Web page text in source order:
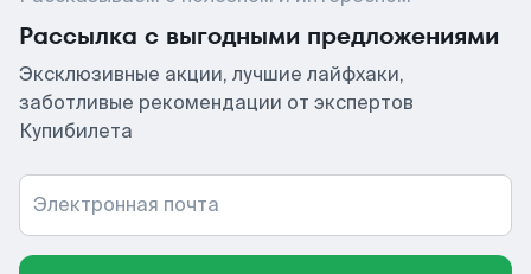
Рассылка с выгодными предложениями
Эксклюзивные акции, лучшие лайфхаки,
заботливые рекомендации от экспертов
Купибилета
Электронная почта